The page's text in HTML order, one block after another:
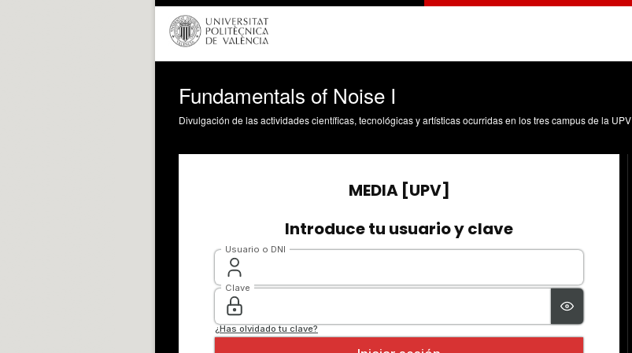
Fundamentals of Noise I
Divulgación de las actividades científicas, tecnológicas y artísticas ocurridas en los tres campus de la UPV